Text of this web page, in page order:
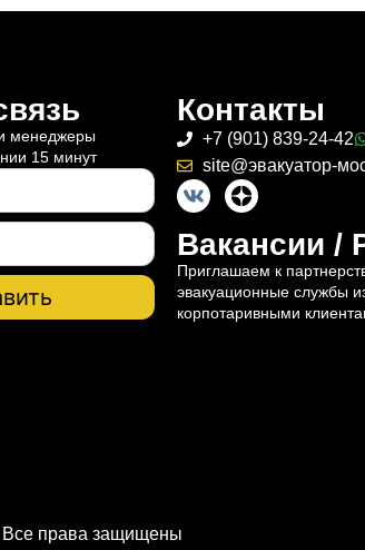
менеджеры
15 минут
Контакты
+7 (901) 839-24-42
site@эвакуатор-
Вакансии /
Приглашаем к
эвакуационные службы
корпотаривными
Все права защищены